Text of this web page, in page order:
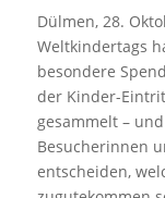
Dülmen, 28.
Weltkindertags
besondere
der Kinder-
gesammelt –
Besucherinnen
entscheiden,